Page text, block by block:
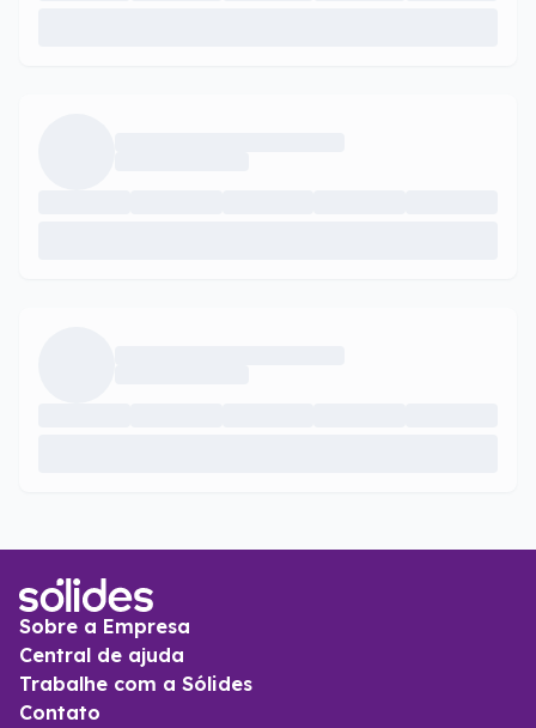
Sobre a Empresa
Central de ajuda
Trabalhe com a Sólides
Contato